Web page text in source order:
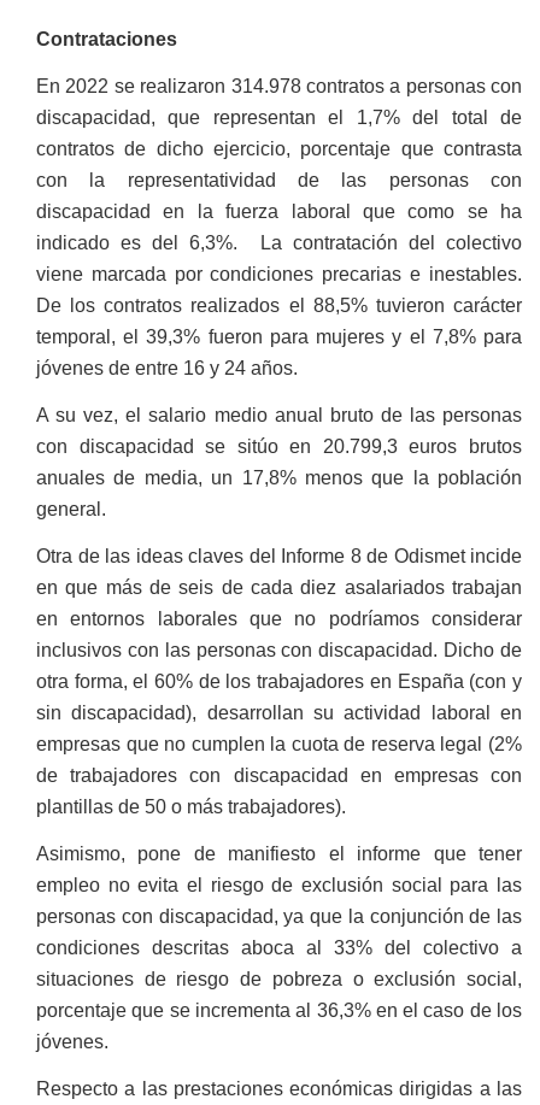
Contrataciones
En 2022 se realizaron 314.978 contratos a personas con
discapacidad, que representan el 1,7% del total de
contratos de dicho ejercicio, porcentaje que contrasta
con la representatividad de las personas con
discapacidad en la fuerza laboral que como se ha
indicado es del 6,3%. La contratación del colectivo
viene marcada por condiciones precarias e inestables.
De los contratos realizados el 88,5% tuvieron carácter
temporal, el 39,3% fueron para mujeres y el 7,8% para
jóvenes de entre 16 y 24 años.
A su vez, el salario medio anual bruto de las personas
con discapacidad se sitúo en 20.799,3 euros brutos
anuales de media, un 17,8% menos que la población
general.
Otra de las ideas claves del Informe 8 de Odismet incide
en que más de seis de cada diez asalariados trabajan
en entornos laborales que no podríamos considerar
inclusivos con las personas con discapacidad. Dicho de
otra forma, el 60% de los trabajadores en España (con y
sin discapacidad), desarrollan su actividad laboral en
empresas que no cumplen la cuota de reserva legal (2%
de trabajadores con discapacidad en empresas con
plantillas de 50 o más trabajadores).
Asimismo, pone de manifiesto el informe que tener
empleo no evita el riesgo de exclusión social para las
personas con discapacidad, ya que la conjunción de las
condiciones descritas aboca al 33% del colectivo a
situaciones de riesgo de pobreza o exclusión social,
porcentaje que se incrementa al 36,3% en el caso de los
jóvenes.
Respecto a las prestaciones económicas dirigidas a las